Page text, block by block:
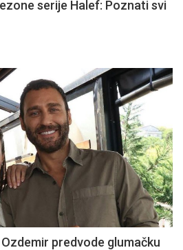
serije Halef: Poznati svi
predvode glumačku